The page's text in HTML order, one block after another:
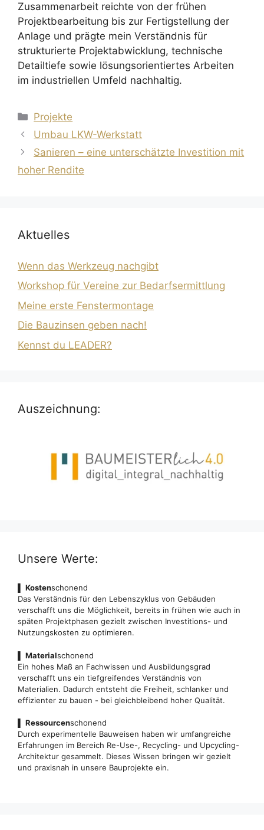
Zusammenarbeit reichte von der frühen
Projektbearbeitung bis zur Fertigstellung der
Anlage und prägte mein Verständnis für
strukturierte Projektabwicklung, technische
Detailtiefe sowie lösungsorientiertes Arbeiten
im industriellen Umfeld nachhaltig.
Kategorien
Projekte
Umbau LKW-Werkstatt
Sanieren – eine unterschätzte Investition mit
hoher Rendite
Aktuelles
Wenn das Werkzeug nachgibt
Workshop für Vereine zur Bedarfsermittlung
Meine erste Fenstermontage
Die Bauzinsen geben nach!
Kennst du LEADER?
Auszeichnung:
Unsere Werte:
Kostenschonend
Das Verständnis für den Lebenszyklus von Gebäuden
verschafft uns die Möglichkeit, bereits in frühen wie auch in
späten Projektphasen gezielt zwischen Investitions- und
Nutzungskosten zu optimieren.
Materialschonend
Ein hohes Maß an Fachwissen und Ausbildungsgrad
verschafft uns ein tiefgreifendes Verständnis von
Materialien. Dadurch entsteht die Freiheit, schlanker und
effizienter zu bauen - bei gleichbleibend hoher Qualität.
Ressourcenschonend
Durch experimentelle Bauweisen haben wir umfangreiche
Erfahrungen im Bereich Re-Use-, Recycling- und Upcycling-
Architektur gesammelt. Dieses Wissen bringen wir gezielt
und praxisnah in unsere Bauprojekte ein.